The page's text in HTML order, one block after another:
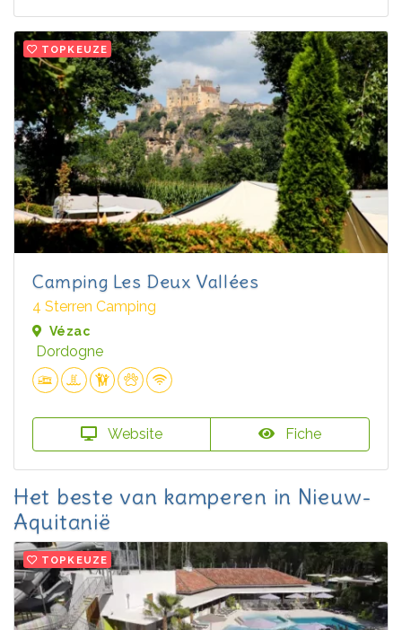
TOPKEUZE
Camping Les Deux Vallées
4 Sterren Camping
Vézac
Dordogne
Website Fiche
Het beste van kamperen in Nieuw-
Aquitanië
TOPKEUZE